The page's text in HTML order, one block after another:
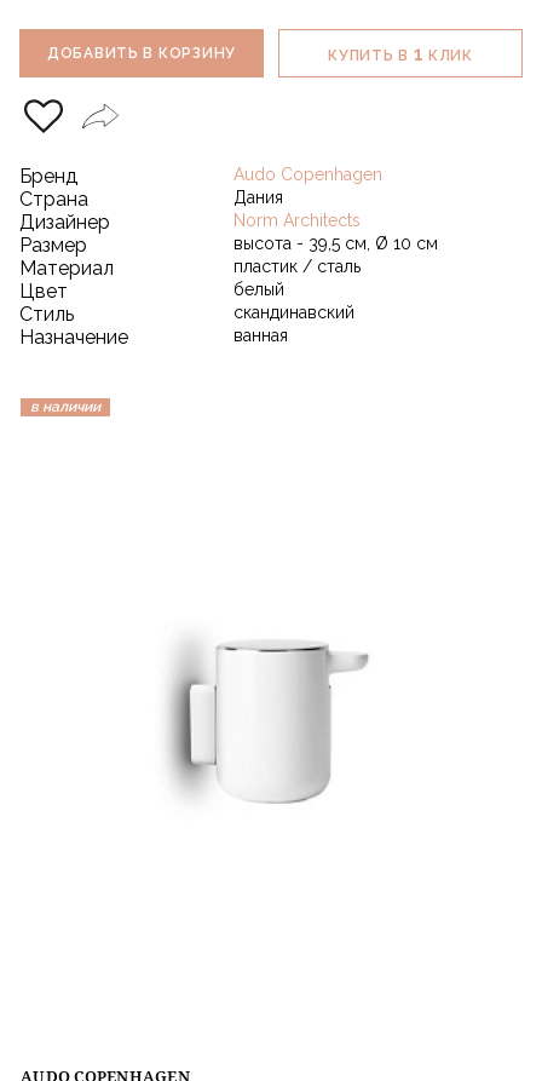
ДОБАВИТЬ В КОРЗИНУ КУПИТЬ В 1 КЛИК
Бренд Audo Copenhagen
Страна Дания
Дизайнер Norm Architects
Размер высота - 39,5 см, Ø 10 см
Материал пластик / сталь
Цвет белый
Стиль скандинавский
Назначение ванная
в наличии
AUDO COPENHAGEN